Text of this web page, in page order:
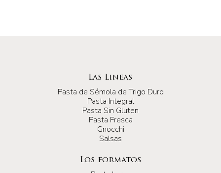
Las Lineas
Pasta de Sémola de Trigo Duro
Pasta Integral
Pasta Sin Gluten
Pasta Fresca
Gnocchi
Salsas
Los formatos